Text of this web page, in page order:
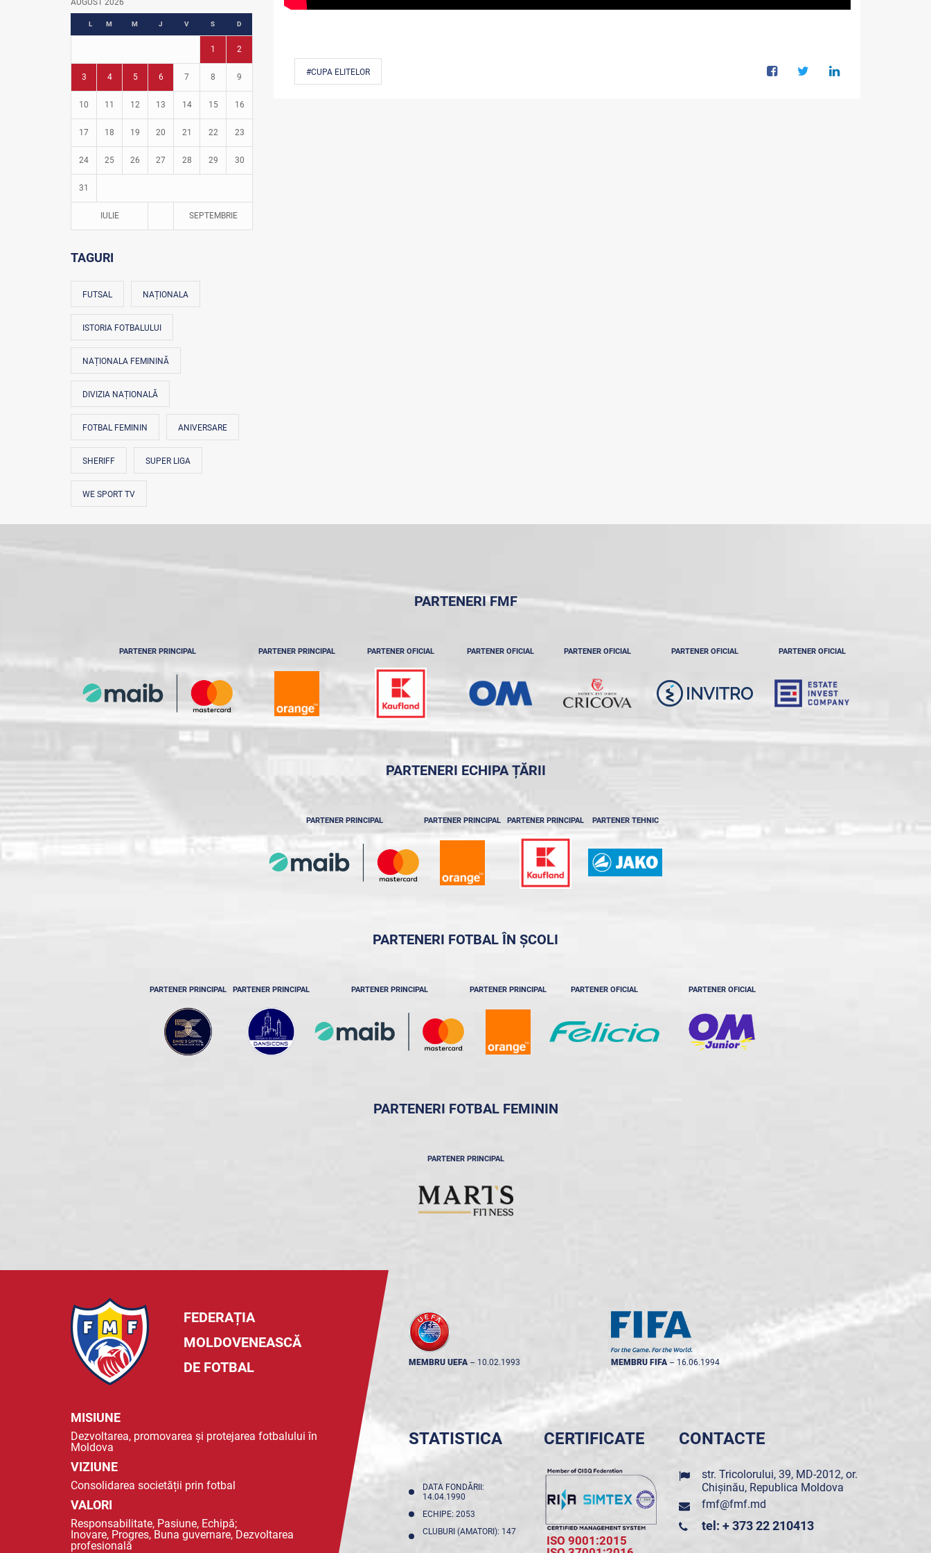
Fotbal în grădinițe
AUGUST 2026
L M M J V S D
1 2
3 4 5 6 7 8 9
10 11 12 13 14 15 16
17 18 19 20 21 22 23
24 25 26 27 28 29 30
31
IULIE SEPTEMBRIE
TAGURI
FUTSAL NAȚIONALA
ISTORIA FOTBALULUI
NAȚIONALA FEMININĂ
DIVIZIA NAȚIONALĂ
FOTBAL FEMININ ANIVERSARE
SHERIFF SUPER LIGA
WE SPORT TV
#CUPA ELITELOR
PARTENERI FMF
PARTENER PRINCIPAL PARTENER PRINCIPAL PARTENER OFICIAL PARTENER OFICIAL PARTENER OFICIAL PARTENER OFICIAL PARTENER OFICIAL
PARTENERI ECHIPA ȚĂRII
PARTENER PRINCIPAL PARTENER PRINCIPAL PARTENER PRINCIPAL PARTENER TEHNIC
PARTENERI FOTBAL ÎN ȘCOLI
PARTENER PRINCIPAL PARTENER PRINCIPAL PARTENER PRINCIPAL PARTENER PRINCIPAL PARTENER OFICIAL PARTENER OFICIAL
PARTENERI FOTBAL FEMININ
PARTENER PRINCIPAL
FEDERAȚIA
MOLDOVENEASCĂ
DE FOTBAL
MISIUNE
Dezvoltarea, promovarea și protejarea fotbalului în
Moldova
VIZIUNE
Consolidarea societății prin fotbal
VALORI
Responsabilitate, Pasiune, Echipă;
Inovare, Progres, Buna guvernare, Dezvoltarea
profesională
MEMBRU UEFA -- 10.02.1993 MEMBRU FIFA -- 16.06.1994
STATISTICA
DATA FONDĂRII:
14.04.1990
ECHIPE: 2053
CLUBURI (AMATORI): 147
CERTIFICATE
ISO 9001:2015
CONTACTE
str. Tricolorului, 39, MD-2012, or.
Chișinău, Republica Moldova
fmf@fmf.md
tel: + 373 22 210413